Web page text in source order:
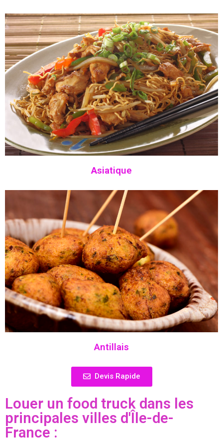
Asiatique
Antillais
Devis Rapide
Louer un food truck dans les
principales villes d'Île-de-
France :